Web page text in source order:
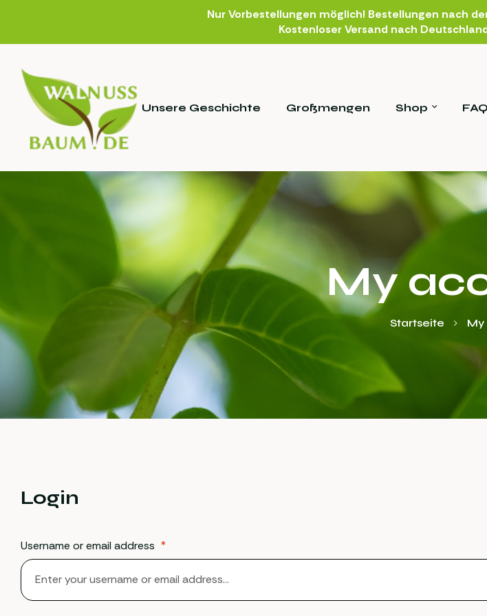
Nur Vorbestellungen möglich! Bestellungen nach
Kostenloser Versand nach
Unsere Geschichte Großmengen Shop FAQ
My
Startseite
Login
Username or email address *